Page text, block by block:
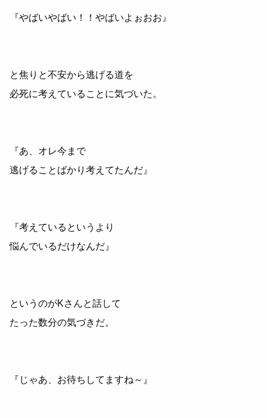
『やばいやばい！！やばいよぉおお』
と焦りと不安から逃げる道を
必死に考えていることに気づいた。
『あ、オレ今まで
逃げることばかり考えてたんだ』
『考えているというより
悩んでいるだけなんだ』
というのがKさんと話して
たった数分の気づきだ。
『じゃあ、お待ちしてますね～』